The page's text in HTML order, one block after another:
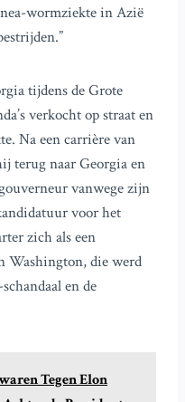
wormziekte in Azië
tijdens de Grote
verkocht op straat en
Na een carrière van
terug naar Georgia en
vanwege zijn
voor het
zich als een
Washington, die werd
en de
Tegen Elon